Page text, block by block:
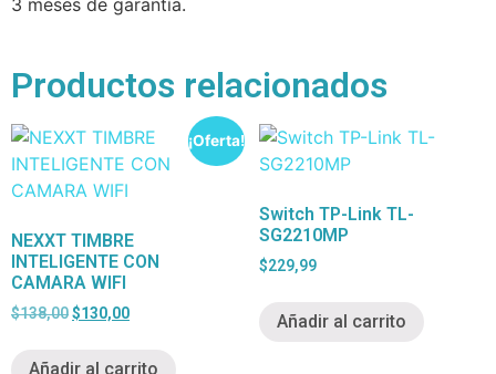
Productos relacionados
¡Oferta!
NEXXT TIMBRE
INTELIGENTE CON
CAMARA WIFI
$138,00$130,00
Añadir al carrito
Switch TP-Link TL-
SG2210MP
$229,99
Añadir al carrito